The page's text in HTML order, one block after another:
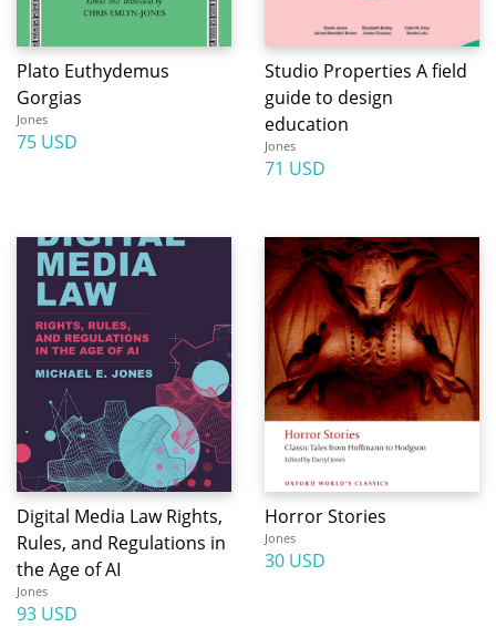
Plato Euthydemus
Gorgias
Jones
75 USD
Studio Properties A field
guide to design
education
Jones
71 USD
Digital Media Law Rights,
Rules, and Regulations in
the Age of AI
Jones
93 USD
Horror Stories
Jones
30 USD